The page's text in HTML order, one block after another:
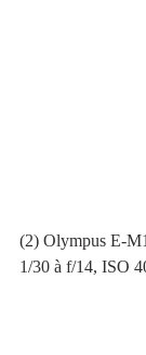
(2) Olympus E-
1/30 à f/14, ISO